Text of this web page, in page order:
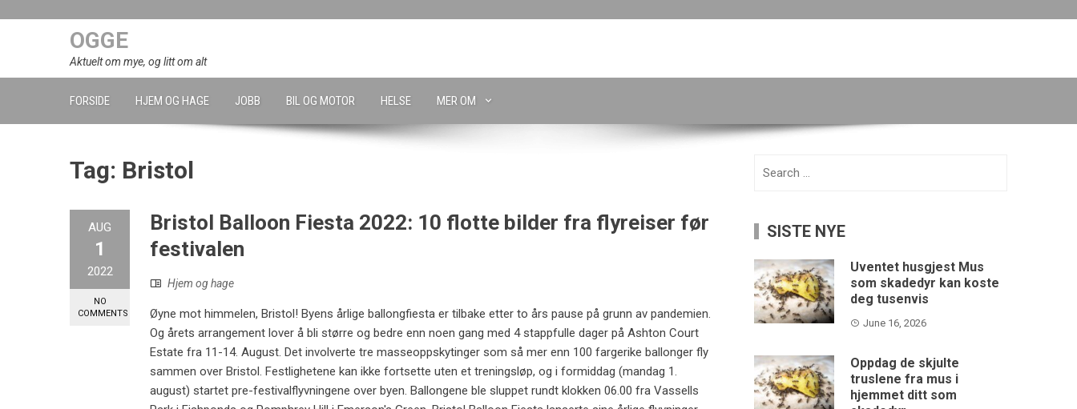
OGGE
Aktuelt om mye, og litt om alt
FORSIDE HJEM OG HAGE JOBB BIL OG MOTOR HELSE MER OM
Tag: Bristol
AUG
1
2022
NO
COMMENTS
Bristol Balloon Fiesta 2022: 10 flotte bilder fra flyreiser før
festivalen
Hjem og hage
Øyne mot himmelen, Bristol! Byens årlige ballongfiesta er tilbake etter to års pause på grunn av pandemien.
Og årets arrangement lover å bli større og bedre enn noen gang med 4 stappfulle dager på Ashton Court
Estate fra 11-14. August. Det involverte tre masseoppskytinger som så mer enn 100 fargerike ballonger fly
sammen over Bristol. Festlighetene kan ikke fortsette uten et treningsløp, og i formiddag (mandag 1.
august) startet pre-festivalflyvningene over byen. Ballongene ble sluppet rundt klokken 06.00 fra Vassells
SISTE NYE
Uventet husgjest Mus
som skadedyr kan koste
deg tusenvis
June 16, 2026
Oppdag de skjulte
truslene fra mus i
hjemmet ditt som